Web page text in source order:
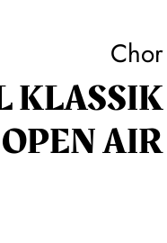
Chor
KLASSIK
OPEN AIR